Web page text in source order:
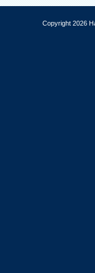
Copyright 2026